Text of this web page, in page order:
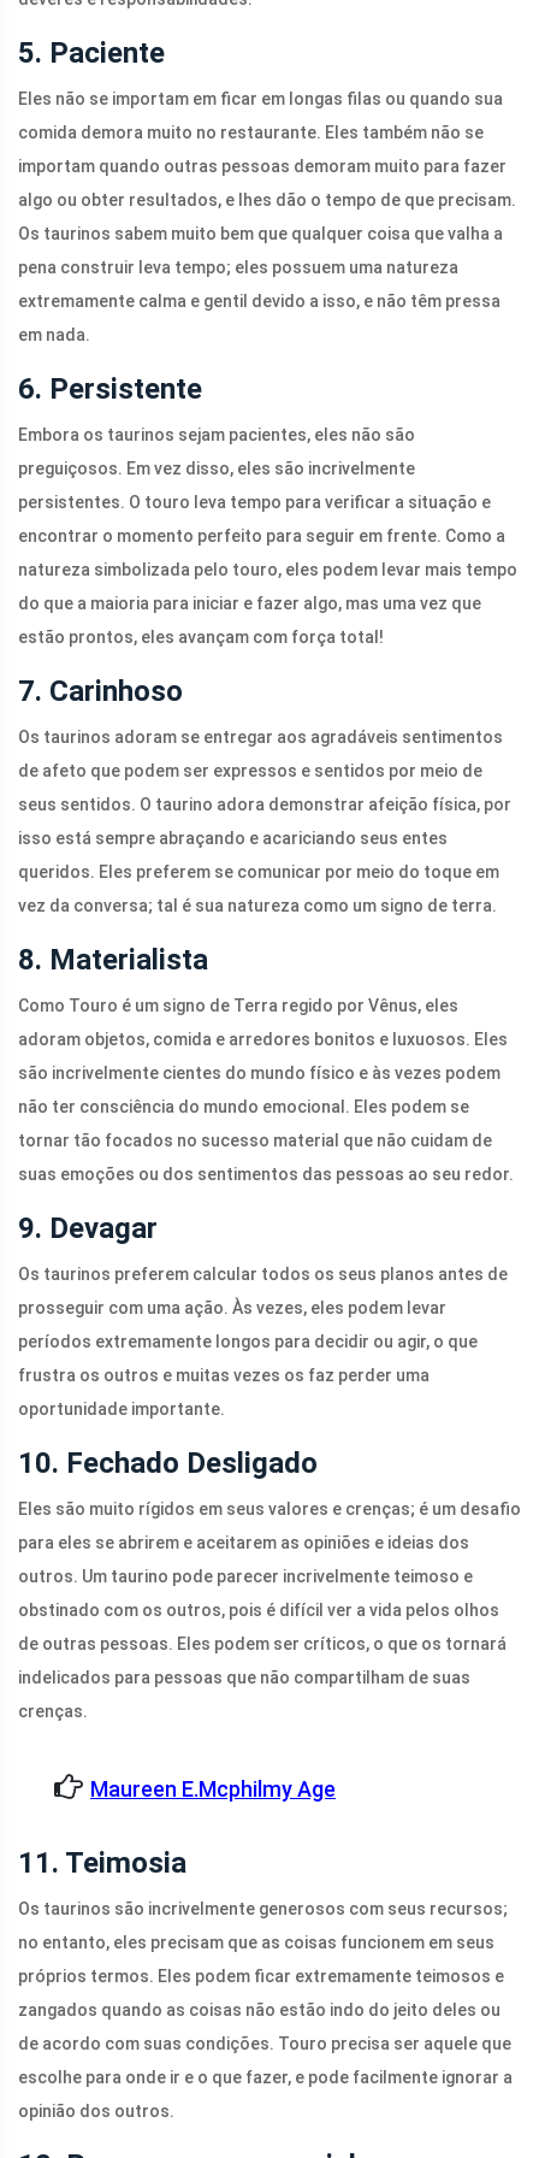
5. Paciente
Eles não se importam em ficar em longas filas ou quando sua
comida demora muito no restaurante. Eles também não se
importam quando outras pessoas demoram muito para fazer
algo ou obter resultados, e lhes dão o tempo de que precisam.
Os taurinos sabem muito bem que qualquer coisa que valha a
pena construir leva tempo; eles possuem uma natureza
extremamente calma e gentil devido a isso, e não têm pressa
em nada.
6. Persistente
Embora os taurinos sejam pacientes, eles não são
preguiçosos. Em vez disso, eles são incrivelmente
persistentes. O touro leva tempo para verificar a situação e
encontrar o momento perfeito para seguir em frente. Como a
natureza simbolizada pelo touro, eles podem levar mais tempo
do que a maioria para iniciar e fazer algo, mas uma vez que
estão prontos, eles avançam com força total!
7. Carinhoso
Os taurinos adoram se entregar aos agradáveis ​​sentimentos
de afeto que podem ser expressos e sentidos por meio de
seus sentidos. O taurino adora demonstrar afeição física, por
isso está sempre abraçando e acariciando seus entes
queridos. Eles preferem se comunicar por meio do toque em
vez da conversa; tal é sua natureza como um signo de terra.
8. Materialista
Como Touro é um signo de Terra regido por Vênus, eles
adoram objetos, comida e arredores bonitos e luxuosos. Eles
são incrivelmente cientes do mundo físico e às vezes podem
não ter consciência do mundo emocional. Eles podem se
tornar tão focados no sucesso material que não cuidam de
suas emoções ou dos sentimentos das pessoas ao seu redor.
9. Devagar
Os taurinos preferem calcular todos os seus planos antes de
prosseguir com uma ação. Às vezes, eles podem levar
períodos extremamente longos para decidir ou agir, o que
frustra os outros e muitas vezes os faz perder uma
oportunidade importante.
10. Fechado Desligado
Eles são muito rígidos em seus valores e crenças; é um desafio
para eles se abrirem e aceitarem as opiniões e ideias dos
outros. Um taurino pode parecer incrivelmente teimoso e
obstinado com os outros, pois é difícil ver a vida pelos olhos
de outras pessoas. Eles podem ser críticos, o que os tornará
indelicados para pessoas que não compartilham de suas
crenças.
Maureen E.mcphilmy Age
11. Teimosia
Os taurinos são incrivelmente generosos com seus recursos;
no entanto, eles precisam que as coisas funcionem em seus
próprios termos. Eles podem ficar extremamente teimosos e
zangados quando as coisas não estão indo do jeito deles ou
de acordo com suas condições. Touro precisa ser aquele que
escolhe para onde ir e o que fazer, e pode facilmente ignorar a
opinião dos outros.